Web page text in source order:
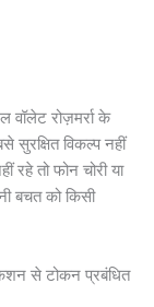
वॉलेट रोज़मर्रा के
विकल्प नहीं
तो फोन चोरी या
बचत को किसी